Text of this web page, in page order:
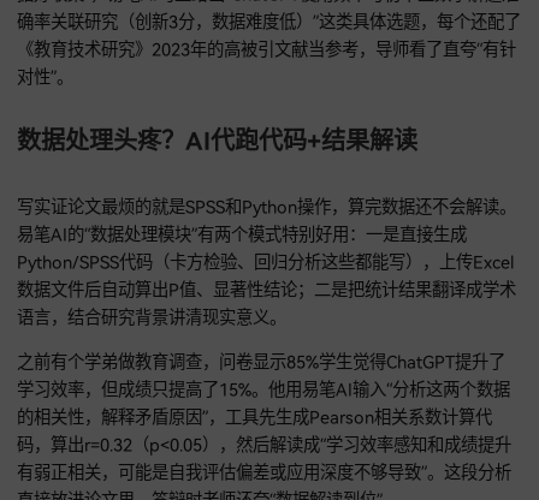
题，要求：1.聚焦具体问题（像‘XX算法在XX场景的误差优化’这
种）；2.标创新分（1-5分）和数据难度（低/中/高）；3.附3
年高被引核心文献。”
举个教育学的例子，我之前帮学妹输入“我是教育学学生，研究
教育，想找结合‘ChatGPT对学习效果影响’的选题，要实证性
确率关联研究（创新3分，数据难度低）”这类具体选题，每个
《教育技术研究》2023年的高被引文献当参考，导师看了直夸
对性”。
数据处理头疼？AI代跑代码+结果解读
写实证论文最烦的就是SPSS和Python操作，算完数据还不会
易笔AI的“数据处理模块”有两个模式特别好用：一是直接生成
Python/SPSS代码（卡方检验、回归分析这些都能写），上传